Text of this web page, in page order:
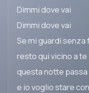
Dimmi dove vai
Dimmi dove vai
Se mi guardi senza
resto qui vicino a te
questa notte
e io voglio stare